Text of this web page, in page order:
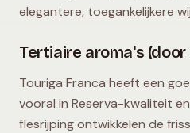
elegantere, toegankelijkere
Tertiaire aroma's (door
Touriga Franca heeft een
vooral in Reserva-kwaliteit
flesrijping ontwikkelen de